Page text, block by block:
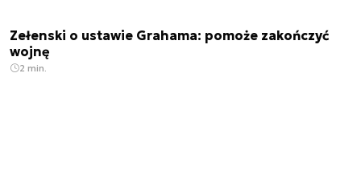
Zełenski o ustawie Grahama: pomoże zakończyć
wojnę
2 min.